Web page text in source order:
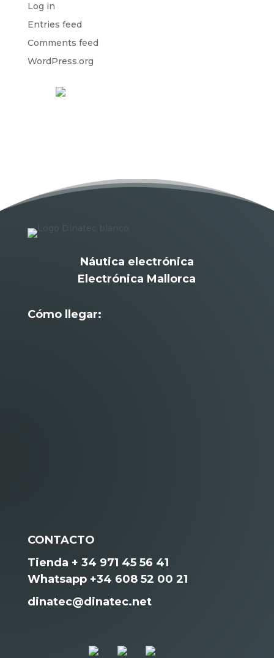
Log in
Entries feed
Comments feed
WordPress.org
Náutica electrónica
Electrónica Mallorca
Cómo llegar:
CONTACTO
Tienda + 34 971 45 56 41
Whatsapp +34 608 52 00 21
dinatec@dinatec.net